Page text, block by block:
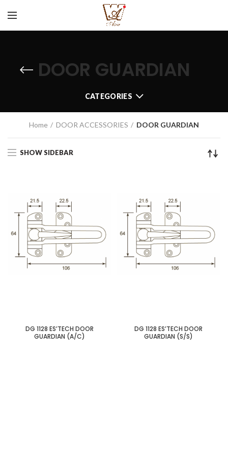
DOOR GUARDIAN
CATEGORIES
Home DOOR ACCESSORIES DOOR GUARDIAN
SHOW SIDEBAR
DG 1128 ES’TECH DOOR
GUARDIAN (A/C)
DG 1128 ES’TECH DOOR
GUARDIAN (S/S)